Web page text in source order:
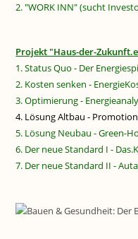
2. "WORK INN" (sucht
Projekt "Haus-der-
1. Status Quo - Der
2. Kosten senken -
3. Optimierung -
4. Lösung Altbau -
5. Lösung Neubau - Green-
6. Der neue Standard I -
7. Der neue Standard II -